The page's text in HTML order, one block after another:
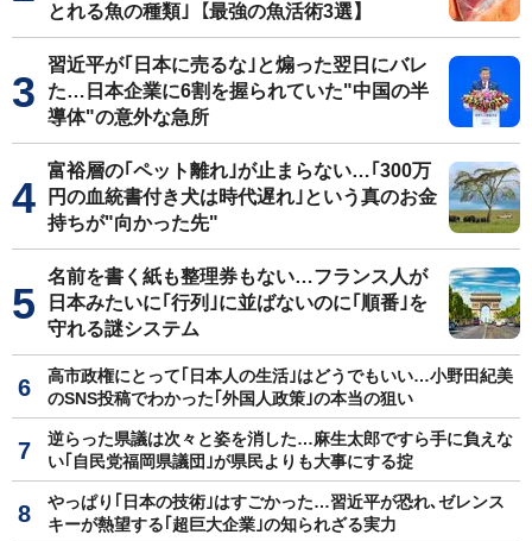
とれる魚の種類｣【最強の魚活術3選】
習近平が｢日本に売るな｣と煽った翌日にバレ
た…日本企業に6割を握られていた"中国の半
導体"の意外な急所
富裕層の｢ペット離れ｣が止まらない…｢300万
円の血統書付き犬は時代遅れ｣という真のお金
持ちが"向かった先"
名前を書く紙も整理券もない…フランス人が
日本みたいに｢行列｣に並ばないのに｢順番｣を
守れる謎システム
高市政権にとって｢日本人の生活｣はどうでもいい…小野田紀美
のSNS投稿でわかった｢外国人政策｣の本当の狙い
逆らった県議は次々と姿を消した…麻生太郎ですら手に負えな
い｢自民党福岡県議団｣が県民よりも大事にする掟
やっぱり｢日本の技術｣はすごかった…習近平が恐れ､ゼレンス
キーが熱望する｢超巨大企業｣の知られざる実力